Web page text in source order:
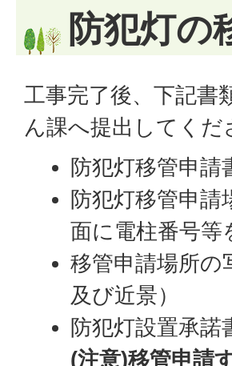
防犯灯の
工事完了後、下記書
ん課へ提出してくだ
防犯灯移管申請
防犯灯移管申請
面に電柱番号等
移管申請場所の
及び近景）
防犯灯設置承諾
(注意)移管申請